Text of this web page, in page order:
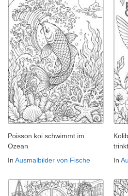
Poisson koi schwimmt im
Ozean
In Ausmalbilder von Fische
trinkt
In